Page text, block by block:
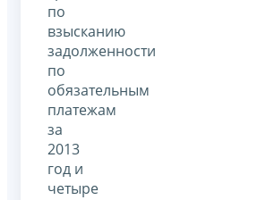
по
взысканию
задолженности
по
обязательным
платежам
за
2013
год и
четыре